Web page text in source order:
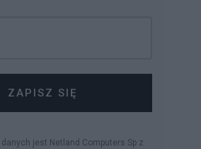
ZAPISZ SIĘ
jest Netland Computers Sp z